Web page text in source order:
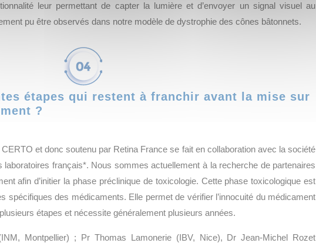
leur permettant de capter la lumière et d’envoyer un signal visuel au
pu être observés dans notre modèle de dystrophie des cônes bâtonnets.
étapes qui restent à franchir avant la mise sur
?
et donc soutenu par Retina France se fait en collaboration avec la société
laboratoires français*. Nous sommes actuellement à la recherche de partenaires
afin d’initier la phase préclinique de toxicologie. Cette phase toxicologique est
spécifiques des médicaments. Elle permet de vérifier l’innocuité du médicament
étapes et nécessite généralement plusieurs années.
Montpellier) ; Pr Thomas Lamonerie (IBV, Nice), Dr Jean-Michel Rozet